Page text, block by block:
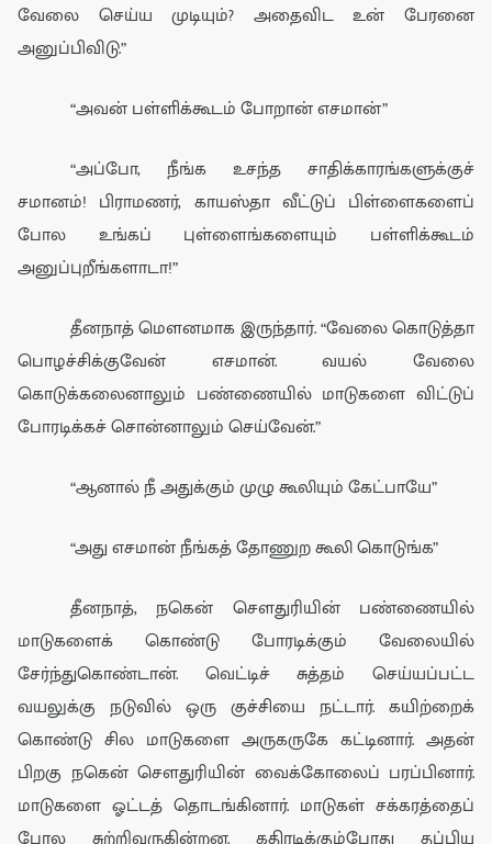
வேலை செய்ய முடியும்? அதைவிட உன் பேரனை
அனுப்பிவிடு.”
“அவன் பள்ளிக்கூடம் போறான் எசமான்”
“அப்போ, நீங்க உசந்த சாதிக்காரங்களுக்குச்
சமானம்! பிராமணர், காயஸ்தா வீட்டுப் பிள்ளைகளைப்
போல உங்கப் புள்ளைங்களையும் பள்ளிக்கூடம்
அனுப்புறீங்களாடா!”
தீனநாத்மௌனமாக இருந்தார்.“வேலை கொடுத்தா
பொழச்சிக்குவேன் எசமான். வயல் வேலை
கொடுக்கலைனாலும் பண்ணையில் மாடுகளை விட்டுப்
போரடிக்கச் சொன்னாலும் செய்வேன்.”
“ஆனால்நீ அதுக்கும் முழு கூலியும் கேட்பாயே”
“அது எசமான் நீங்கத் தோணுற கூலி கொடுங்க”
தீனநாத், நகென் சௌதுரியின் பண்ணையில்
மாடுகளைக் கொண்டு போரடிக்கும் வேலையில்
சேர்ந்துகொண்டான். வெட்டிச் சுத்தம் செய்யப்பட்ட
வயலுக்கு நடுவில் ஒரு குச்சியை நட்டார். கயிற்றைக்
கொண்டு சில மாடுகளை அருகருகே கட்டினார். அதன்
பிறகு நகென் சௌதுரியின் வைக்கோலைப் பரப்பினார்.
மாடுகளை ஓட்டத் தொடங்கினார். மாடுகள் சக்கரத்தைப்